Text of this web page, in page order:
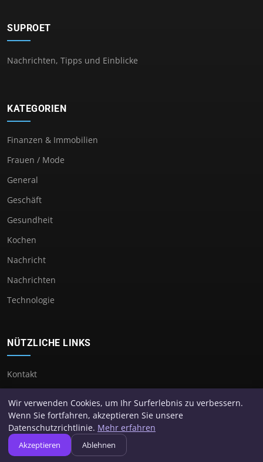
SUPROET
Nachrichten, Tipps und Einblicke
KATEGORIEN
Finanzen & Immobilien
Frauen / Mode
General
Geschäft
Gesundheit
Kochen
Nachricht
Nachrichten
Technologie
NÜTZLICHE LINKS
Kontakt
© 2026 Suproet. Alle Rechte vorbehalten.
Über uns Impressum
Wir verwenden Cookies, um Ihr Surferlebnis zu verbessern.
Wenn Sie fortfahren, akzeptieren Sie unsere
Datenschutzrichtlinie. Mehr erfahren
Akzeptieren Ablehnen